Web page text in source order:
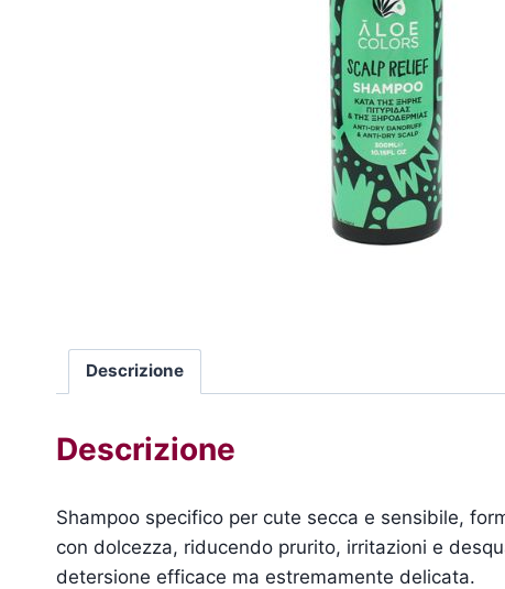
Descrizione
Descrizione
Shampoo specifico per cute secca e sensibile,
con dolcezza, riducendo prurito, irritazioni e
detersione efficace ma estremamente delicata.